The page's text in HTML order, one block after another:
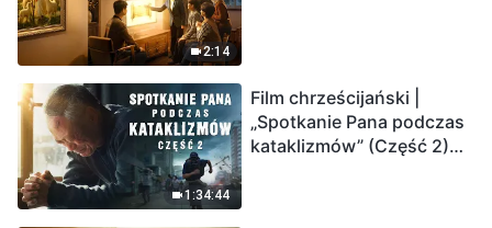
2:14
1:34:44
Film chrześcijański |
„Spotkanie Pana podczas
kataklizmów” (Część 2)